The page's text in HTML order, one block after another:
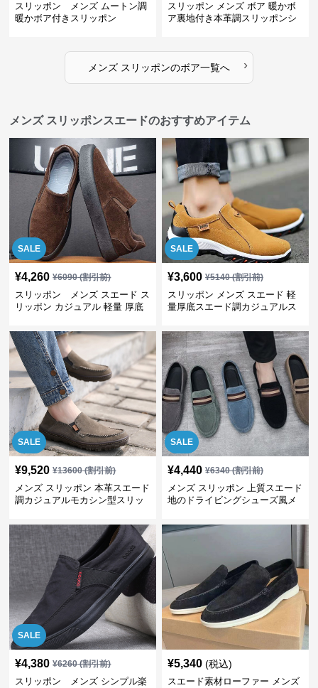
スリッポン メンズ ムートン調
暖かボア付きスリッポン
スリッポン メンズ ボア 暖かボ
ア裏地付き本革調スリッポンシ
メンズ スリッポンのボア一覧へ ›
メンズ スリッポンスエードのおすすめアイテム
SALE
¥4,260 ¥6090(割引前)
スリッポン メンズ スエード ス
リッポン カジュアル 軽量 厚底
SALE
¥3,600 ¥5140(割引前)
スリッポン メンズ スエード 軽
量厚底スエード調カジュアルス
SALE
¥9,520 ¥13600(割引前)
メンズ スリッポン 本革スエード
調カジュアルモカシン型スリッ
SALE
¥4,440 ¥6340(割引前)
メンズ スリッポン 上質スエード
地のドライビングシューズ風メ
SALE
¥4,380 ¥6260(割引前)
スリッポン メンズ シンプル楽
¥5,340 (税込)
スエード素材ローファー メンズ